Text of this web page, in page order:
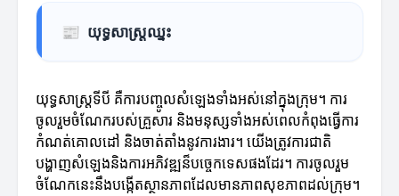
📰 យុទ្ធសាស្រ្តឈ្នះ
យុទ្ធសាស្រ្តទីបី គឺការ​បញ្ចូលសំឡេងទាំងអស់នៅក្នុងក្រុម។ ការ
ចូលរួមចំណែករបស់គ្រួសារ និងមនុស្សទាំងអស់ពេលកំពុងធ្វើការ
កំណត់គោលដៅ និងចាត់តាំងនូវការងារ។ យើងត្រូវការជាតិ
បង្ហាញសំឡេងនិងការអភិវឌ្ឍន៏បច្ចេកទេសផងដែរ។ ការចូលរួម
ចំណែកនេះនឹងបង្កើតស្ថានភាពដែលមានភាពសុខភាពដល់ក្រុម។